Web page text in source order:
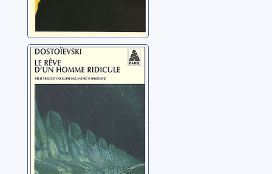
Le rêve d'un
homme ridicule:
un récit
fantastique
Dostoïevski, Fedor
Mikhaïlovitch